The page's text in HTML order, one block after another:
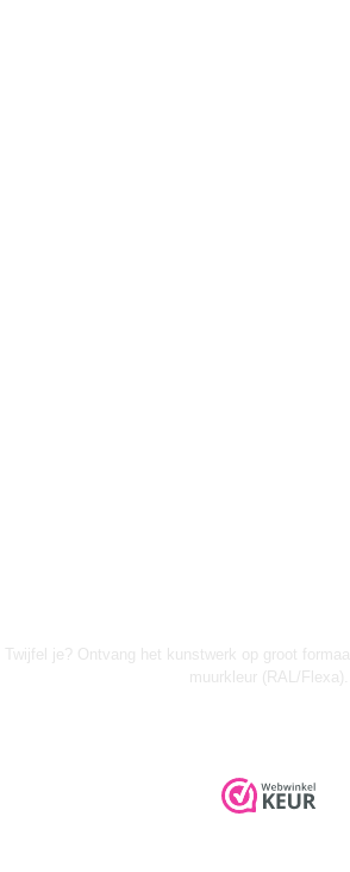
Twijfel je? Ontvang het kunstwerk op groot
muurkleur (RAL/Flexa).